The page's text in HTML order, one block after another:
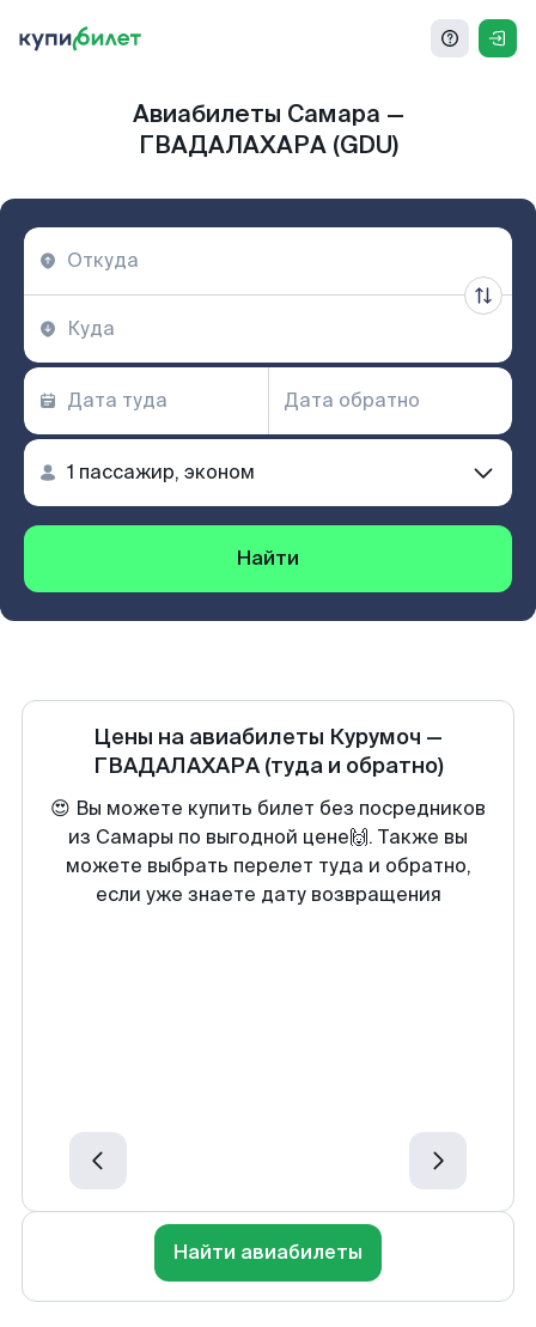
Авиабилеты Самара —
ГВАДАЛАХАРА (GDU)
Найти
Цены на авиабилеты Курумоч —
ГВАДАЛАХАРА (туда и обратно)
😍 Вы можете купить билет без посредников
из Самары по выгодной цене🙌. Также вы
можете выбрать перелет туда и обратно,
если уже знаете дату возвращения
Найти авиабилеты